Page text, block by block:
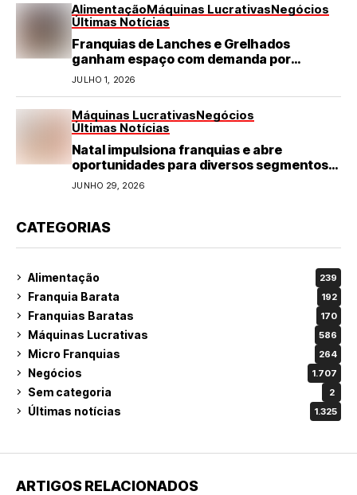
AlimentaçãoMáquinas LucrativasNegócios
Últimas Notícias
Franquias de Lanches e Grelhados
ganham espaço com demanda por
refeições rápidas e de qualidade
JULHO 1, 2026
Máquinas LucrativasNegócios
Últimas Notícias
Natal impulsiona franquias e abre
oportunidades para diversos segmentos
do varejo
JUNHO 29, 2026
CATEGORIAS
Alimentação 239
Franquia Barata 192
Franquias Baratas 170
Máquinas Lucrativas 586
Micro Franquias 264
Negócios 1.707
Sem categoria 2
Últimas notícias 1.325
ARTIGOS RELACIONADOS